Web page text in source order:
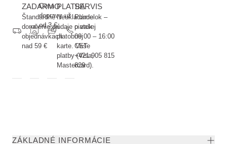
ZADARMO
Štandardné
doručenie pri
objednávkach
nad 59 €
Cena
dopravy už
od 3 €
PLATBA
Neukladáme
údaje o vašej
platobnej
karte. Vaše
platby (Visa,
Mastercard).
SERVIS
Pondelok –
piatok
09:00 – 16:00
CET
+421 905 815
829
ZÁKLADNÉ INFORMÁCIE